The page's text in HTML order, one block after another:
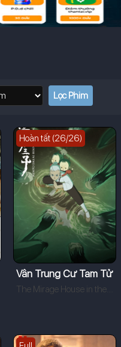
Hoàn tất (26/26)
Vân Trung Cư Tam Tử
The Mirage House in the Clouds (2024)